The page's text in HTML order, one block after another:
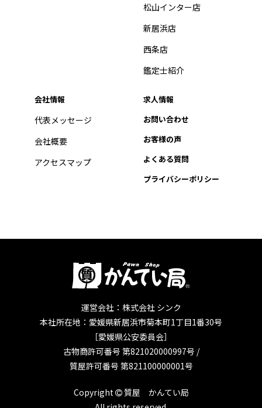
松山インター店
新居浜店
西条店
鑑定士紹介
会社情報
代表メッセージ
会社概要
アクセスマップ
求人情報
お問い合わせ
お客様の声
よくある質問
プライバシーポリシー
運営会社：株式会社 シンク
本社所在地：愛媛県新居浜市菊本町1丁目1番30号
［愛媛県公安委員会］
古物商許可番号 第821020000997号 /
質屋許可番号 第821100000001号
Copyright
質屋 かんてい局